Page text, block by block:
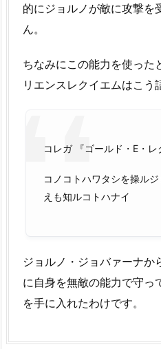
的にジョルノが敵に攻撃を
ん。
ちなみにこの能力を使った
リエンスレクイエムはこう
コレガ 『ゴールド・E・レ
コノコトハワタシを操ル
えも知ルコトハナイ
ジョルノ・ジョバァーナか
に自身を無敵の能力で守っ
を手に入れたわけです。